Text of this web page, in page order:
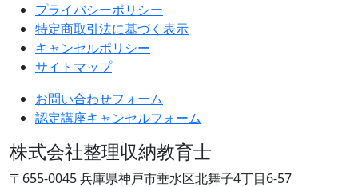
プライバシーポリシー
特定商取引法に基づく表示
キャンセルポリシー
サイトマップ
お問い合わせフォーム
認定講座キャンセルフォーム
株式会社整理収納教育士
〒655-0045 兵庫県神戸市垂水区北舞子4丁目6-57